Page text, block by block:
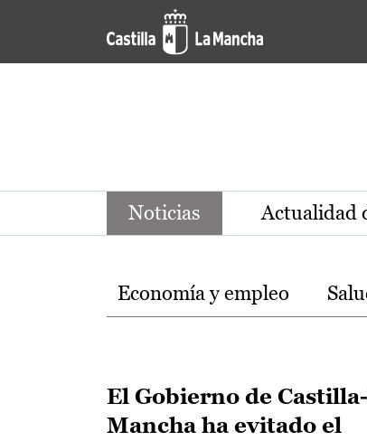
Pasar al contenido principal
Noticias de la región de
Noticias Actualidad
Temas
Economía y empleo
El Gobierno de
Mancha ha evitado el